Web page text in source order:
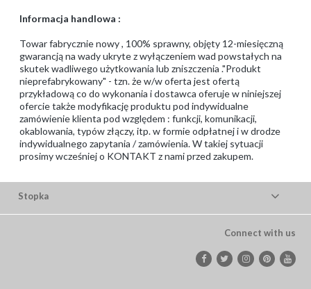
Informacja handlowa :
Towar fabrycznie nowy , 100% sprawny, objęty 12-miesięczną
gwarancją na wady ukryte z wyłączeniem wad powstałych na
skutek wadliwego użytkowania lub zniszczenia ."Produkt
nieprefabrykowany" - tzn. że w/w oferta jest ofertą
przykładową co do wykonania i dostawca oferuje w niniejszej
ofercie także modyfikację produktu pod indywidualne
zamówienie klienta pod względem : funkcji, komunikacji,
okablowania, typów złączy, itp. w formie odpłatnej i w drodze
indywidualnego zapytania / zamówienia. W takiej sytuacji
prosimy wcześniej o KONTAKT z nami przed zakupem.
Stopka
Connect with us